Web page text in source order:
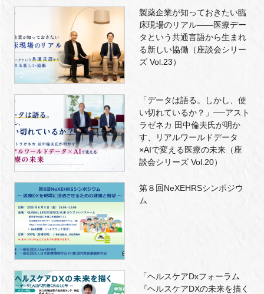
製薬企業が知っておきたい臨
床現場のリアル――医療デー
タという共通言語から生まれ
る新しい協働（座談会シリー
ズ Vol.23）
「データは語る。しかし、使
い切れているか？」──アスト
ラゼネカ 田中倫夫氏が明か
す、リアルワールドデータ
×AIで変える医療の未来（座
談会シリーズ Vol.20）
第８回NeXEHRSシンポジウ
ム
「ヘルスケアDxフォーラム
『ヘルスケアDXの未来を描く